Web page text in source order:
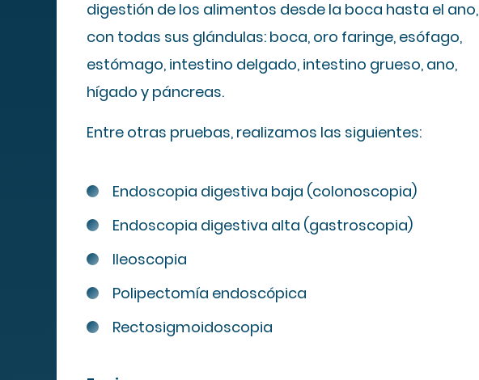
digestión de los alimentos desde la boca hasta el ano,
con todas sus glándulas: boca, oro faringe, esófago,
estómago, intestino delgado, intestino grueso, ano,
hígado y páncreas.
Entre otras pruebas, realizamos las siguientes:
Endoscopia digestiva baja (colonoscopia)
Endoscopia digestiva alta (gastroscopia)
Ileoscopia
Polipectomía endoscópica
Rectosigmoidoscopia
Mapa Web